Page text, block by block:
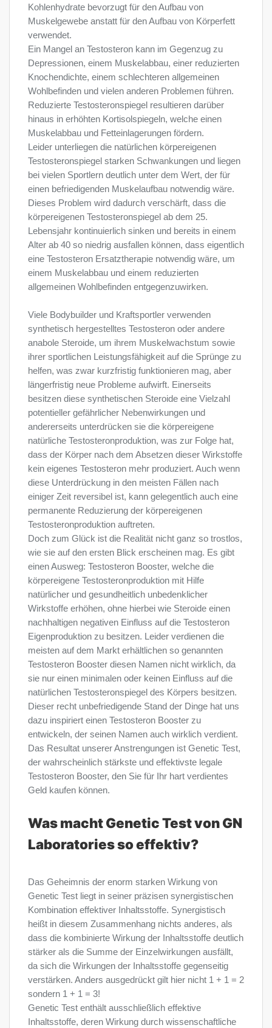
Kohlenhydrate bevorzugt für den Aufbau von
Muskelgewebe anstatt für den Aufbau von Körperfett
verwendet.
Ein Mangel an Testosteron kann im Gegenzug zu
Depressionen, einem Muskelabbau, einer reduzierten
Knochendichte, einem schlechteren allgemeinen
Wohlbefinden und vielen anderen Problemen führen.
Reduzierte Testosteronspiegel resultieren darüber
hinaus in erhöhten Kortisolspiegeln, welche einen
Muskelabbau und Fetteinlagerungen fördern.
Leider unterliegen die natürlichen körpereigenen
Testosteronspiegel starken Schwankungen und liegen
bei vielen Sportlern deutlich unter dem Wert, der für
einen befriedigenden Muskelaufbau notwendig wäre.
Dieses Problem wird dadurch verschärft, dass die
körpereigenen Testosteronspiegel ab dem 25.
Lebensjahr kontinuierlich sinken und bereits in einem
Alter ab 40 so niedrig ausfallen können, dass eigentlich
eine Testosteron Ersatztherapie notwendig wäre, um
einem Muskelabbau und einem reduzierten
allgemeinen Wohlbefinden entgegenzuwirken.
Viele Bodybuilder und Kraftsportler verwenden
synthetisch hergestelltes Testosteron oder andere
anabole Steroide, um ihrem Muskelwachstum sowie
ihrer sportlichen Leistungsfähigkeit auf die Sprünge zu
helfen, was zwar kurzfristig funktionieren mag, aber
längerfristig neue Probleme aufwirft. Einerseits
besitzen diese synthetischen Steroide eine Vielzahl
potentieller gefährlicher Nebenwirkungen und
andererseits unterdrücken sie die körpereigene
natürliche Testosteronproduktion, was zur Folge hat,
dass der Körper nach dem Absetzen dieser Wirkstoffe
kein eigenes Testosteron mehr produziert. Auch wenn
diese Unterdrückung in den meisten Fällen nach
einiger Zeit reversibel ist, kann gelegentlich auch eine
permanente Reduzierung der körpereigenen
Testosteronproduktion auftreten.
Doch zum Glück ist die Realität nicht ganz so trostlos,
wie sie auf den ersten Blick erscheinen mag. Es gibt
einen Ausweg: Testosteron Booster, welche die
körpereigene Testosteronproduktion mit Hilfe
natürlicher und gesundheitlich unbedenklicher
Wirkstoffe erhöhen, ohne hierbei wie Steroide einen
nachhaltigen negativen Einfluss auf die Testosteron
Eigenproduktion zu besitzen. Leider verdienen die
meisten auf dem Markt erhältlichen so genannten
Testosteron Booster diesen Namen nicht wirklich, da
sie nur einen minimalen oder keinen Einfluss auf die
natürlichen Testosteronspiegel des Körpers besitzen.
Dieser recht unbefriedigende Stand der Dinge hat uns
dazu inspiriert einen Testosteron Booster zu
entwickeln, der seinen Namen auch wirklich verdient.
Das Resultat unserer Anstrengungen ist Genetic Test,
der wahrscheinlich stärkste und effektivste legale
Testosteron Booster, den Sie für Ihr hart verdientes
Geld kaufen können.
Was macht Genetic Test von GN
Laboratories so effektiv?
Das Geheimnis der enorm starken Wirkung von
Genetic Test liegt in seiner präzisen synergistischen
Kombination effektiver Inhaltsstoffe. Synergistisch
heißt in diesem Zusammenhang nichts anderes, als
dass die kombinierte Wirkung der Inhaltsstoffe deutlich
stärker als die Summe der Einzelwirkungen ausfällt,
da sich die Wirkungen der Inhaltsstoffe gegenseitig
verstärken. Anders ausgedrückt gilt hier nicht 1 + 1 = 2
sondern 1 + 1 = 3!
Genetic Test enthält ausschließlich effektive
Inhaltsstoffe, deren Wirkung durch wissenschaftliche